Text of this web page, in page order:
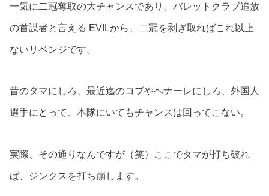
一気に二冠奪取の大チャンスであり、バレットクラブ追放
の首謀者と言える EVILから、二冠を剥ぎ取ればこれ以上
ないリベンジです。
昔のタマにしろ、最近迄のコブやヘナーレにしろ、外国人
選手にとって、本隊にいてもチャンスは回ってこない。
実際、その通りなんですが（笑）ここでタマが打ち破れ
ば、ジンクスを打ち崩します。